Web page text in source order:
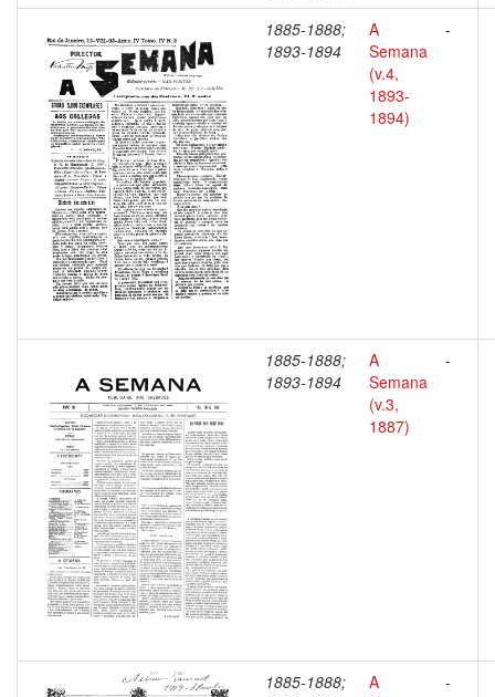
1885-1888;
1893-1894
A
Semana
(v.4,
1893-
1894)
-
1885-1888;
1893-1894
A
Semana
(v.3,
1887)
-
1885-1888;
A
-